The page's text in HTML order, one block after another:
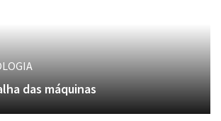
das máquinas